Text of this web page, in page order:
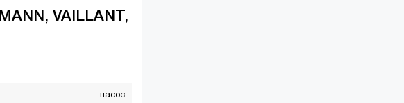
VAILLANT,
насос